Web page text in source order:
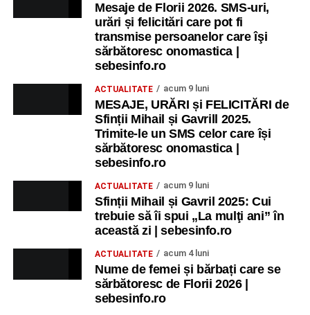
Mesaje de Florii 2026. SMS-uri,
urări și felicitări care pot fi
transmise persoanelor care îşi
sărbătoresc onomastica |
sebesinfo.ro
ACTUALITATE acum 9 luni
MESAJE, URĂRI și FELICITĂRI de
Sfinții Mihail și Gavrill 2025.
Trimite-le un SMS celor care își
sărbătoresc onomastica |
sebesinfo.ro
ACTUALITATE acum 9 luni
Sfinții Mihail și Gavril 2025: Cui
trebuie să îi spui „La mulţi ani” în
această zi | sebesinfo.ro
ACTUALITATE acum 4 luni
Nume de femei și bărbați care se
sărbătoresc de Florii 2026 |
sebesinfo.ro